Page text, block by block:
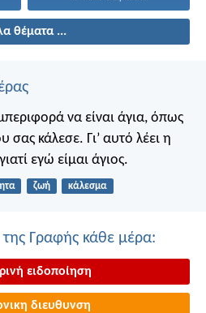
θέματα ...
να είναι άγια, όπως
σας κάλεσε. Γι’ αυτό λέει η
εγώ είμαι άγιος.
ζωή κάλεσμα
Γραφής κάθε μέρα:
ειδοποίηση
διευθυνση